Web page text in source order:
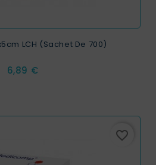
LCH (sachet De 700)
Prix
6,89 €
favorite_border